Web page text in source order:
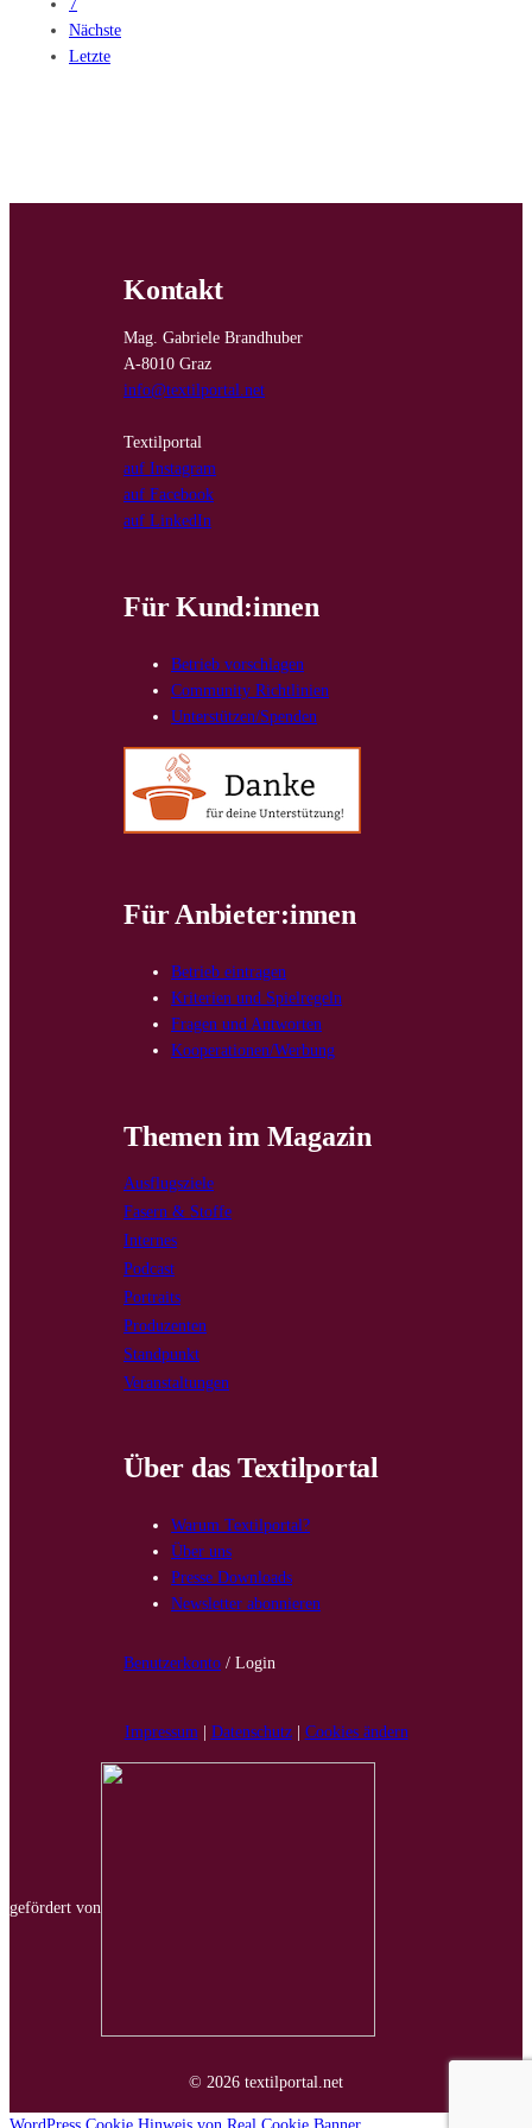
7
Nächste
Letzte
Kontakt
Mag. Gabriele Brandhuber
A-8010 Graz
info@textilportal.net
Textilportal
auf Instagram
auf Facebook
auf LinkedIn
Für Kund:innen
Betrieb vorschlagen
Community Richtlinien
Unterstützen/Spenden
Für Anbieter:innen
Betrieb eintragen
Kriterien und Spielregeln
Fragen und Antworten
Kooperationen/Werbung
Themen im Magazin
Ausflugsziele
Fasern & Stoffe
Internes
Podcast
Portraits
Produzenten
Standpunkt
Veranstaltungen
Über das Textilportal
Warum Textilportal?
Über uns
Presse Downloads
Newsletter abonnieren
Benutzerkonto / Login
Impressum| Datenschutz| Cookies ändern
gefördert von
© 2026 textilportal.net